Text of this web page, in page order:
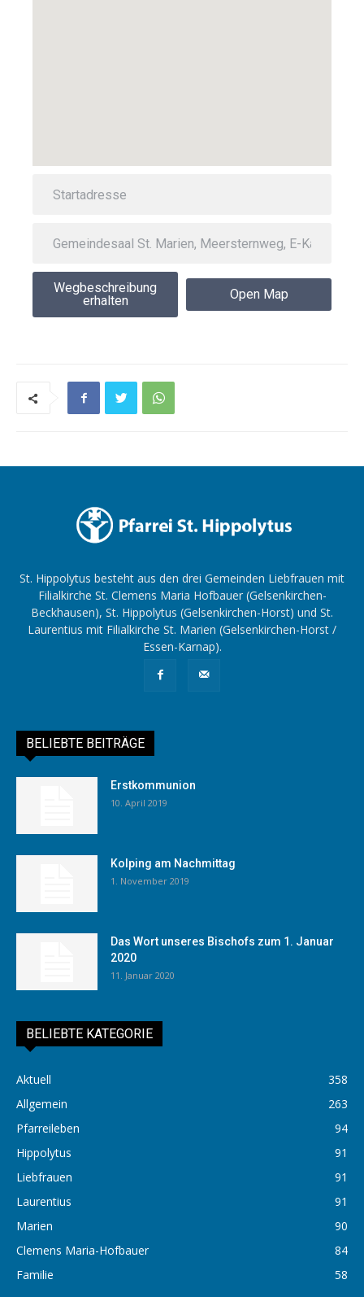
Wegbeschreibung
erhalten
Open Map
St. Hippolytus besteht aus den drei Gemeinden Liebfrauen mit
Filialkirche St. Clemens Maria Hofbauer (Gelsenkirchen-
Beckhausen), St. Hippolytus (Gelsenkirchen-Horst) und St.
Laurentius mit Filialkirche St. Marien (Gelsenkirchen-Horst /
Essen-Karnap).
BELIEBTE BEITRÄGE
Erstkommunion
10. April 2019
Kolping am Nachmittag
1. November 2019
Das Wort unseres Bischofs zum 1. Januar
2020
11. Januar 2020
BELIEBTE KATEGORIE
Aktuell
358
Allgemein
263
Pfarreileben
94
Hippolytus
91
Liebfrauen
91
Laurentius
91
Marien
90
Clemens Maria-Hofbauer
84
Familie
58